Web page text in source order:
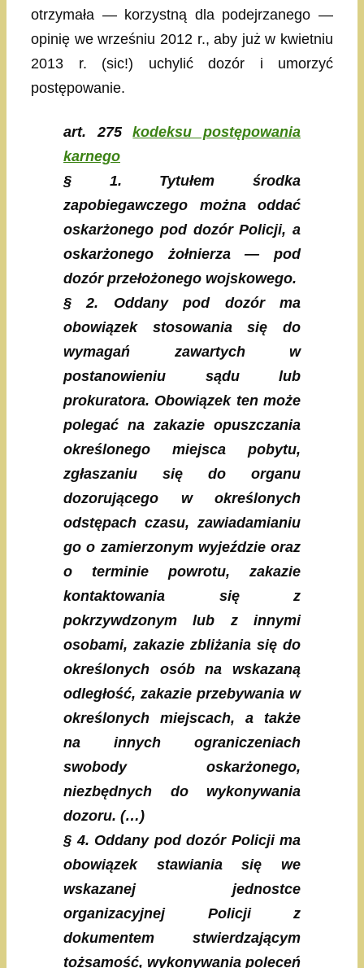
otrzymała — korzystną dla podejrzanego —
opinię we wrześniu 2012 r., aby już w kwietniu
2013 r. (sic!) uchylić dozór i umorzyć
postępowanie.
art. 275kodeksu postępowania
karnego
§ 1. Tytułem środka
zapobiegawczego można oddać
oskarżonego pod dozór Policji, a
oskarżonego żołnierza — pod
dozór przełożonego wojskowego.
§ 2. Oddany pod dozór ma
obowiązek stosowania się do
wymagań zawartych w
postanowieniu sądu lub
prokuratora. Obowiązek ten może
polegać na zakazie opuszczania
określonego miejsca pobytu,
zgłaszaniu się do organu
dozorującego w określonych
odstępach czasu, zawiadamianiu
go o zamierzonym wyjeździe oraz
o terminie powrotu, zakazie
kontaktowania się z
pokrzywdzonym lub z innymi
osobami, zakazie zbliżania się do
określonych osób na wskazaną
odległość, zakazie przebywania w
określonych miejscach, a także
na innych ograniczeniach
swobody oskarżonego,
niezbędnych do wykonywania
dozoru. (…)
§ 4. Oddany pod dozór Policji ma
obowiązek stawiania się we
wskazanej jednostce
organizacyjnej Policji z
dokumentem stwierdzającym
tożsamość, wykonywania poleceń